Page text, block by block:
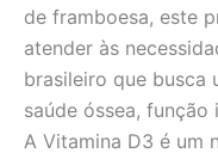
de framboesa, este
atender às
brasileiro que busca
saúde óssea,
A Vitamina D3 é um